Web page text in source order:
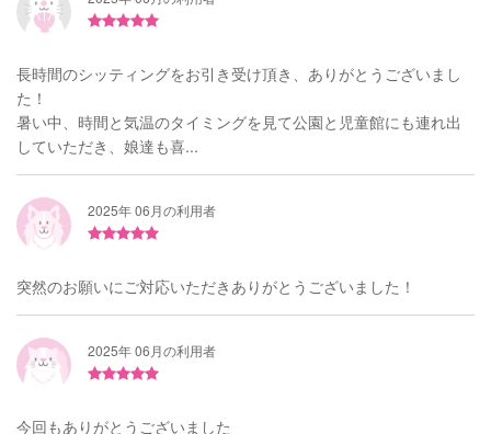
長時間のシッティングをお引き受け頂き、ありがとうございまし
た！
暑い中、時間と気温のタイミングを見て公園と児童館にも連れ出
していただき、娘達も喜...
2025年 06月の利用者
突然のお願いにご対応いただきありがとうございました！
2025年 06月の利用者
今回もありがとうございました